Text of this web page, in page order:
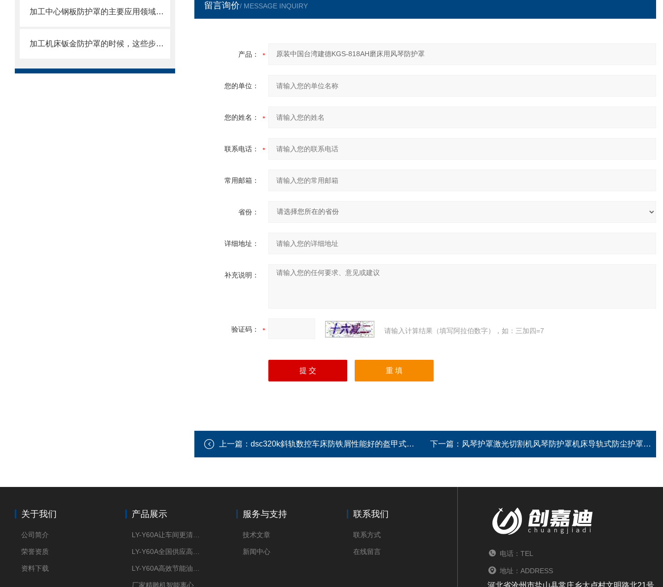
加工中心钢板防护罩的主要应用领域和产品的主要特性
加工机床钣金防护罩的时候，这些步骤是很重要的
留言询价/ MESSAGE INQUIRY
产品：
您的单位：
您的姓名：
联系电话：
常用邮箱：
省份：
详细地址：
补充说明：
验证码： 请输入计算结果（填写阿拉伯数字），如：三加四=7
上一篇： dsc320k斜轨数控车床防铁屑性能好的盔甲式风琴护罩 下一篇： 风琴护罩激光切割机风琴防护罩机床导轨式防尘护罩
关于我们
公司简介
荣誉资质
资料下载
产品展示 服务与支持
技术文章
新闻中心
联系我们
联系方式
在线留言 电话：TEL
地址：ADDRESS
河北省沧州市盐山县常庄乡大卢村文明路北21号